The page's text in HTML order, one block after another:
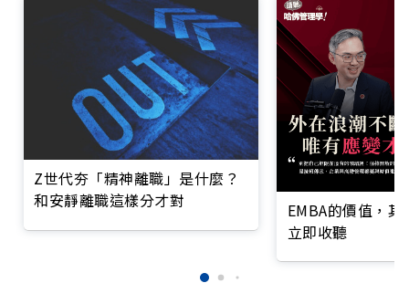
Z世代夯「精神離職」是什麼？
和安靜離職這樣分才對
EMBA的價值，
立即收聽